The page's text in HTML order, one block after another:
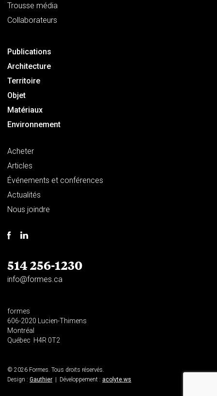
Trousse média
Collaborateurs
Publications
Architecture
Territoire
Objet
Matériaux
Environnement
Acheter
Articles
Événements et conférences
Actualités
Nous joindre
514 256-1230
info@formes.ca
formes
606-2020 Lucien-Thimens
Montréal
Québec H4R 0T2
© 2026 Formes. Tous droits réservés.
Design : Gauthier | Développement : acolyte.ws